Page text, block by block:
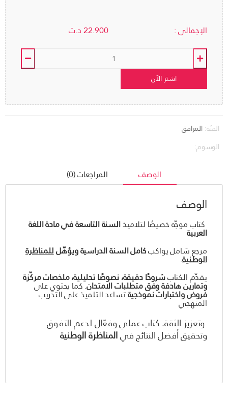
الإجمالي : 22.900د.ت
اشتر الآن
الفئة:المرافق
الوسوم:
الوصف المراجعات (0)
الوصف
كتاب موجّه خصيصًا لتلاميذالسنة التاسعة في مادة اللغة
العربية
مرجع شامل يواكبكامل السنة الدراسية ويؤهّلللمناظرة
الوطنية.
يقدّم الكتابشروحًا دقيقة، نصوصًا تحليلية، ملخصات مركّزة
وتمارين هادفة وفق متطلبات الامتحان. كما يحتوي على
فروض واختبارات نموذجيةتساعد التلميذ على التدريب
المنهجي
وتعزيز الثقة. كتاب عملي وفعّال لدعم التفوق
وتحقيق أفضل النتائج فيالمناظرة الوطنية